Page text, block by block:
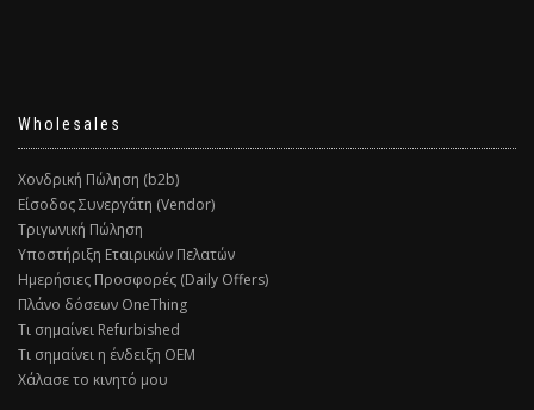
Wholesales
Χονδρική Πώληση (b2b)
Είσοδος Συνεργάτη (Vendor)
Τριγωνική Πώληση
Υποστήριξη Εταιρικών Πελατών
Ημερήσιες Προσφορές (Daily Offers)
Πλάνο δόσεων OneThing
Τι σημαίνει Refurbished
Τι σημαίνει η ένδειξη ΟΕΜ
Χάλασε το κινητό μου